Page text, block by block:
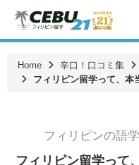
Home 辛口！口コミ集
フィリピン留学って、
フィリピンの語
フィリピン留学って